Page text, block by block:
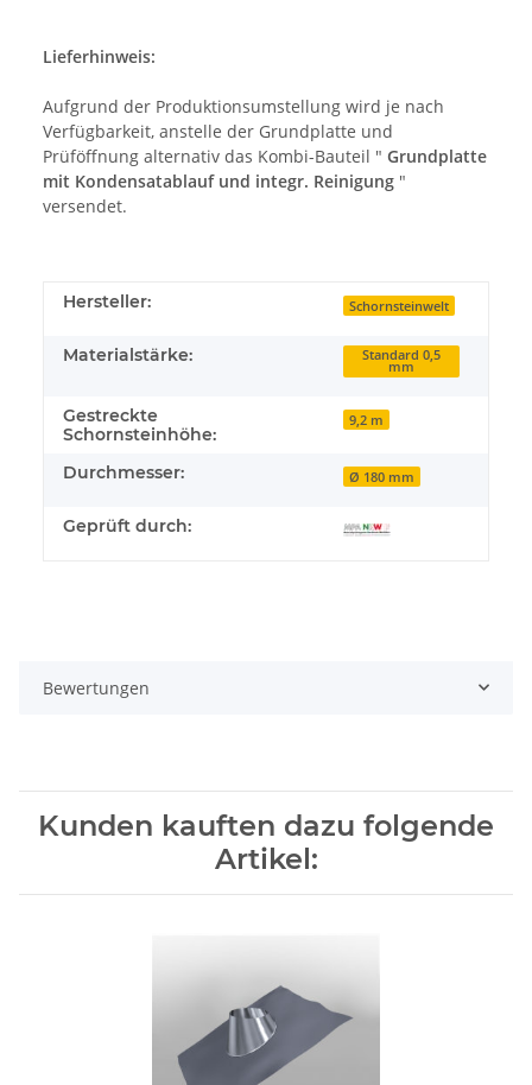
Lieferhinweis:
Aufgrund der Produktionsumstellung wird je nach
Verfügbarkeit, anstelle der Grundplatte und
Prüföffnung alternativ das Kombi-Bauteil " Grundplatte
mit Kondensatablauf und integr. Reinigung "
versendet.
Hersteller: Schornsteinwelt
Materialstärke: Standard 0,5
mm
Gestreckte
Schornsteinhöhe:
9,2 m
Durchmesser: Ø 180 mm
Geprüft durch:
Bewertungen
Kunden kauften dazu folgende
Artikel: